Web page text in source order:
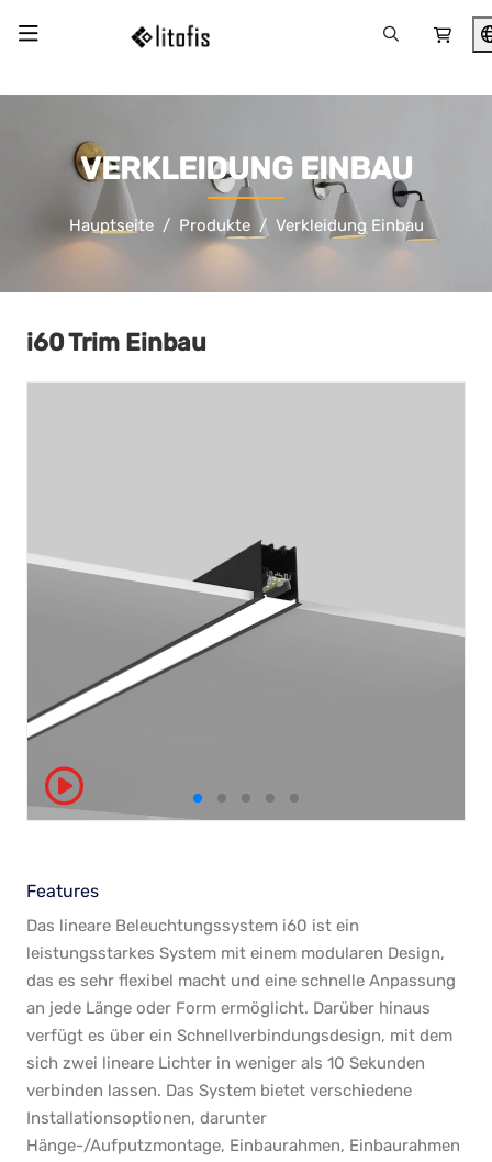
VERKLEIDUNG EINBAU
Hauptseite Produkte Verkleidung Einbau
i60 Trim Einbau
Features
Das lineare Beleuchtungssystem i60 ist ein
leistungsstarkes System mit einem modularen Design,
das es sehr flexibel macht und eine schnelle Anpassung
an jede Länge oder Form ermöglicht. Darüber hinaus
verfügt es über ein Schnellverbindungsdesign, mit dem
sich zwei lineare Lichter in weniger als 10 Sekunden
verbinden lassen. Das System bietet verschiedene
Installationsoptionen, darunter
Hänge-/Aufputzmontage, Einbaurahmen, Einbaurahmen